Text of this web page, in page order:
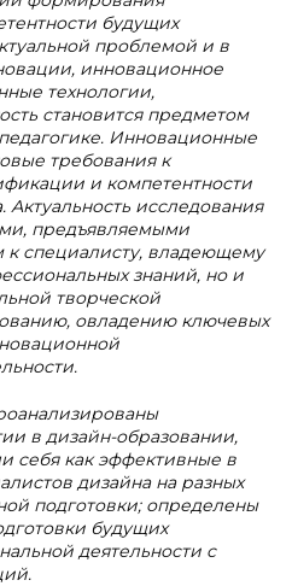
будущих
проблемой и в
инновационное
технологии,
становится предметом
Инновационные
требования к
и компетентности
исследования
предъявляемыми
специалисту, владеющему
знаний, но и
творческой
овладению ключевых
в дизайн-образовании,
себя как эффективные в
дизайна на разных
подготовки; определены
будущих
деятельности с